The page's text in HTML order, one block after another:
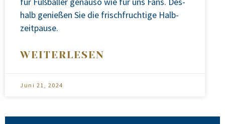
halb genie­ßen Sie die frisch­fruch­ti­ge Halb­
zeit­pau­se.
WEITERLESEN
Juni 21, 2024